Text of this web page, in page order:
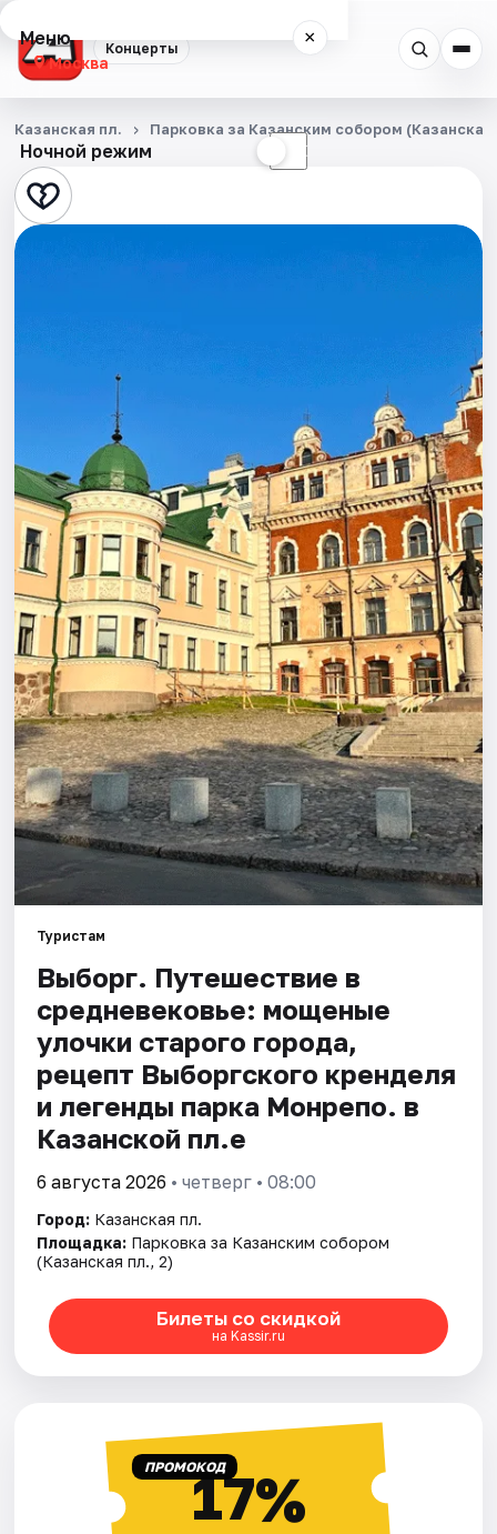
Концерты
Меню ×
Москва
Концерты
Города
Ночной режим ☾
Казанская пл. Парковка за Казанским собором (Казанская
Туристам
Выборг. Путешествие в
средневековье: мощеные
улочки старого города,
рецепт Выборгского кренделя
и легенды парка Монрепо. в
Казанской пл.е
6 августа 2026 • четверг • 08:00
Город: Казанская пл.
Площадка: Парковка за Казанским собором
(Казанская пл., 2)
Билеты со скидкой
на Kassir.ru
ПРОМОКОД17%